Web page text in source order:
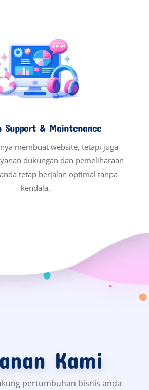
Support & Maintenance
membuat website, tetapi juga
dukungan dan pemeliharaan
tetap berjalan optimal tanpa
kendala.
Kami
pertumbuhan bisnis anda